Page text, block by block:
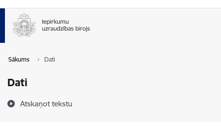
Sākums Dati
Dati
Atskaņot tekstu